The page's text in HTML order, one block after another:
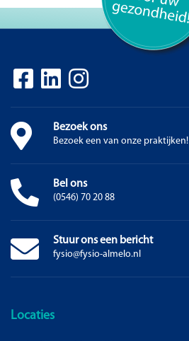
Bezoek ons
Bezoek een van onze praktijken!
Bel ons
(0546) 70 20 88
Stuur ons een bericht
fysio@fysio-almelo.nl
Locaties